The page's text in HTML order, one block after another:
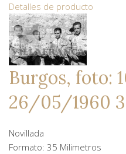
Detalles de producto
Burgos, foto:
26/05/1960
Novillada
Formato: 35 Milimetros